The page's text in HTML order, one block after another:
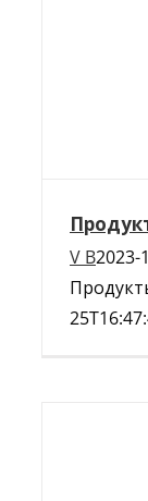
V B2023-